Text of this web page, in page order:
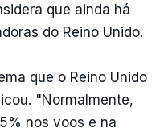
que ainda há
do Reino Unido.
que o Reino Unido
"Normalmente,
nos voos e na